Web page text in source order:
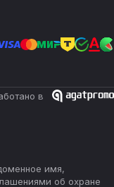
в
имя,
об охране